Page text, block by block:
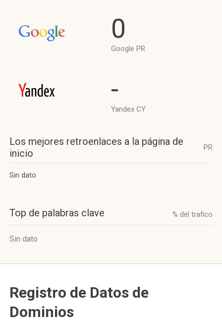
0
Google PR
-
Yandex CY
Los mejores retroenlaces a la página de
inicio
PR
Sin dato
Top de palabras clave % del trafico
Sin dato
Registro de Datos de
Dominios